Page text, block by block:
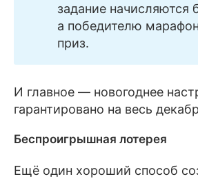
задание начисляются
а победителю
приз.
И главное — новогоднее
гарантировано на весь
Беспроигрышная лотерея
Ещё один хороший способ